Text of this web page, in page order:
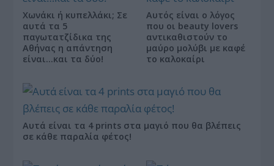
Χωνάκι ή κυπελλάκι; Σε
αυτά τα 5
παγωτατζίδικα της
Αθήνας η απάντηση
είναι…και τα δύο!
Αυτός είναι ο λόγος
που οι beauty lovers
αντικαθιστούν το
μαύρο μολύβι με καφέ
το καλοκαίρι
Αυτά είναι τα 4 prints στα μαγιό που θα βλέπεις
σε κάθε παραλία φέτος!